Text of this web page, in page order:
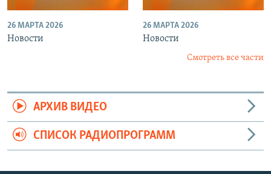
26 МАРТА 2026
Новости
26 МАРТА 2026
Новости
Смотреть все части
АРХИВ ВИДЕО
СПИСОК РАДИОПРОГРАММ